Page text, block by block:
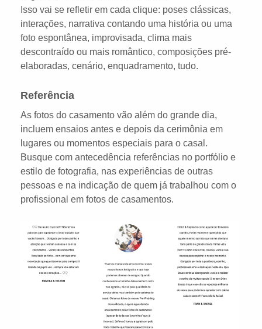
Isso vai se refletir em cada clique: poses clássicas,
interações, narrativa contando uma história ou uma
foto espontânea, improvisada, clima mais
descontraído ou mais romântico, composições pré-
elaboradas, cenário, enquadramento, tudo.
Referência
As fotos do casamento vão além do grande dia,
incluem ensaios antes e depois da cerimônia em
lugares ou momentos especiais para o casal.
Busque com antecedência referências no portfólio e
estilo de fotografia, nas experiências de outras
pessoas e na indicação de quem já trabalhou com o
profissional em fotos de casamentos.